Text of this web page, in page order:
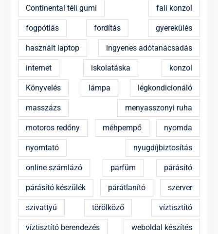
Continental téli gumi fali konzol
fogpótlás fordítás gyerekülés
használt laptop ingyenes adótanácsadás
internet iskolatáska konzol
Könyvelés lámpa légkondicionáló
masszázs menyasszonyi ruha
motoros redőny méhpempő nyomda
nyomtató nyugdíjbiztosítás
online számlázó parfüm párásító
párásító készülék párátlanító szerver
szivattyú törölköző víztisztító
víztisztító berendezés weboldal készítés